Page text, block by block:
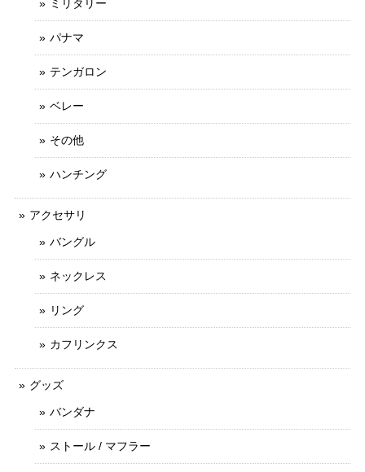
ミリタリー
パナマ
テンガロン
ベレー
その他
ハンチング
アクセサリ
バングル
ネックレス
リング
カフリンクス
グッズ
バンダナ
ストール / マフラー